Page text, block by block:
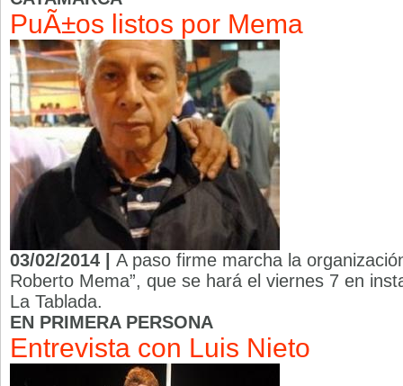
PuÃ±os listos por Mema
03/02/2014 | A paso firme marcha la
Roberto Mema”, que se hará el viernes 7 en
La Tablada.
EN PRIMERA PERSONA
Entrevista con Luis Nieto